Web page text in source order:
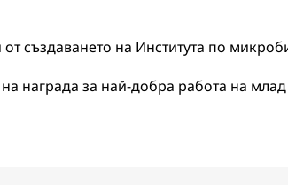
от създаването на Института по
награда за най-добра работа на